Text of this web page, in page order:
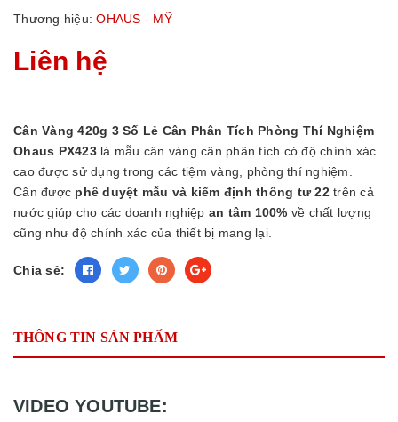
Thương hiệu: OHAUS - MỸ
Liên hệ
Cân Vàng 420g 3 Số Lẻ Cân Phân Tích Phòng Thí Nghiệm
Ohaus PX423 là mẫu cân vàng cân phân tích có độ chính xác
cao được sử dụng trong các tiệm vàng, phòng thí nghiệm.
Cân được phê duyệt mẫu và kiểm định thông tư 22trên cả
nước giúp cho các doanh nghiệp an tâm 100% về chất lượng
cũng như độ chính xác của thiết bị mang lại.
Chia sẻ:
THÔNG TIN SẢN PHẨM
VIDEO YOUTUBE: